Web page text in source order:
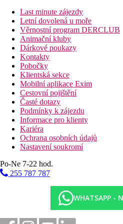
Druh pláže
Hotel přímo u pláže
Bazény
Lehátka u bazénu
Slunečníky u bazénu
Fotogalerie
Last minute zájezdy
Letní dovolená u moře
Věrnostní program DERCLUB
Animační kluby
Dárkové poukazy
Kontakty
Pobočky
Klientská sekce
Mobilní aplikace Exim
Cestovní pojištění
Časté dotazy
Podmínky k zájezdu
Informace pro klienty
Kariéra
Ochrana osobních údajů
Nastavení soukromí
Po-Ne 7-22 hod.
255 787 787
WHATSAPP -